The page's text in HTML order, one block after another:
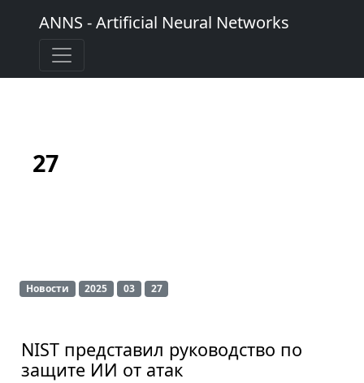
ANNS - Artificial Neural Networks
27
Новости 2025 03 27
NIST представил руководство по
защите ИИ от атак